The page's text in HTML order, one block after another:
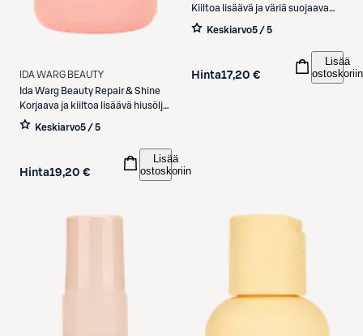
IDA WARG BEAUTY
Ida Warg Beauty Repair & Shine
Korjaava ja kiiltoa lisäävä hiusöljy
50 ml
Keskiarvo5 / 5
Hinta19,20 €
Lisää
ostoskoriin
Kiiltoa lisäävä ja väriä suojaava
hoitoaine 250 ml
Keskiarvo5 / 5
Hinta17,20 €
Lisää
ostoskoriin